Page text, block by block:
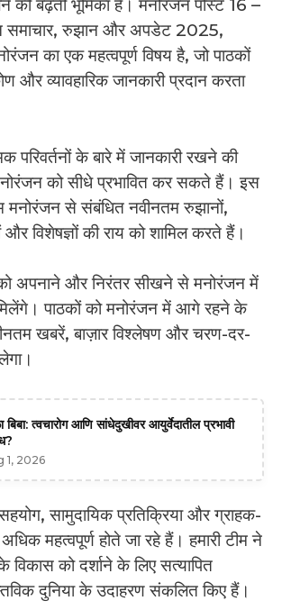
की बढ़ती भूमिका है। मनोरंजन पोस्ट 16 –
समाचार, रुझान और अपडेट 2025,
का एक महत्वपूर्ण विषय है, जो पाठकों
और व्यावहारिक जानकारी प्रदान करता
परिवर्तनों के बारे में जानकारी रखने की
को सीधे प्रभावित कर सकते हैं। इस
से संबंधित नवीनतम रुझानों,
और विशेषज्ञों की राय को शामिल करते हैं।
को अपनाने और निरंतर सीखने से मनोरंजन में
मिलेंगे। पाठकों को मनोरंजन में आगे रहने के
खबरें, बाज़ार विश्लेषण और चरण-दर-
बिबा: त्वचारोग आणि सांधेदुखीवर आयुर्वेदातील प्रभावी
1, 2026
सामुदायिक प्रतिक्रिया और ग्राहक-
महत्वपूर्ण होते जा रहे हैं। हमारी टीम ने
विकास को दर्शाने के लिए सत्यापित
दुनिया के उदाहरण संकलित किए हैं।